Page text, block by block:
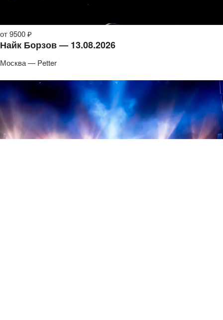
от 9500 ₽
Найк Борзов — 13.08.2026
Москва — Petter